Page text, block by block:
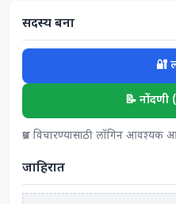
सदस्य बना
🔐
📝
प्रश्न विचारण्यासाठी लॉगिन आवश्यक
जाहिरात